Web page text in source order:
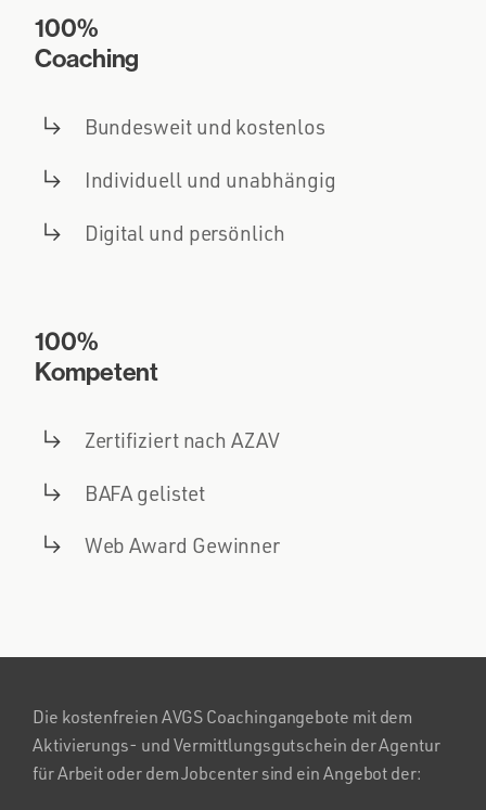
100%
Coaching
Bundesweit und kostenlos
Individuell und unabhängig
Digital und persönlich
100%
Kompetent
Zertifiziert nach AZAV
BAFA gelistet
Web Award Gewinner
Die kostenfreien AVGS Coachingangebote mit dem
Aktivierungs- und Vermittlungsgutschein der Agentur
für Arbeit oder dem Jobcenter sind ein Angebot der: